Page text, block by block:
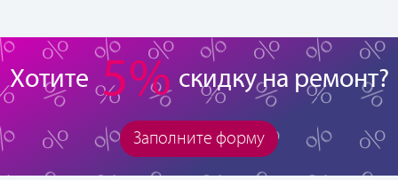
Хотите 5% скидку на ремонт?
Заполните форму